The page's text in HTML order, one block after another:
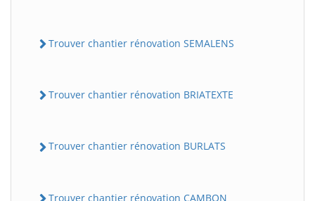
Trouver chantier rénovation SEMALENS
Trouver chantier rénovation BRIATEXTE
Trouver chantier rénovation BURLATS
Trouver chantier rénovation CAMBON